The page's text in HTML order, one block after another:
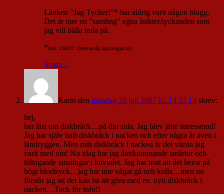
Länken "Jag Tycker!"* har aldrig varit någon blogg.
Det är mer en "samling" egna åsikter/tyckanden som
jag vill hålla reda på.
*[not: 130927: Detta avsåg ngn.blogga.nu]
Svara ↓
Karin den måndag 30 juli 2007 kl. 14:37 14 skrev:
hej,
har läst om diskbråck…på din sida. Jag blev jätte intresserad!
Jag har själv haft diskbråck i nacken och efter några år även i
ländryggen. Men mitt diskbråck i nacken är det värsta jag
varit med om! Nu idag har jag återkommande smärtor och
tilltagande susningar i huvudet. Jag har trott att det beror på
högt blodtryck…jag har inte vågat gå och kolla…men nu
förstår jag att det kan ha att göra med ev. nytt diskbråck i
nacken…Tack för info!!